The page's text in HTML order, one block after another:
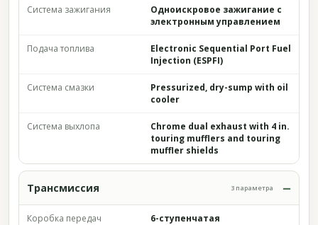
Система зажигания
Одноискровое зажигание с
электронным управлением
Подача топлива
Electronic Sequential Port Fuel
Injection (ESPFI)
Система смазки
Pressurized, dry-sump with oil
cooler
Система выхлопа
Chrome dual exhaust with 4 in.
touring mufflers and touring
muffler shields
Трансмиссия 3 параметра
Коробка передач 6-ступенчатая